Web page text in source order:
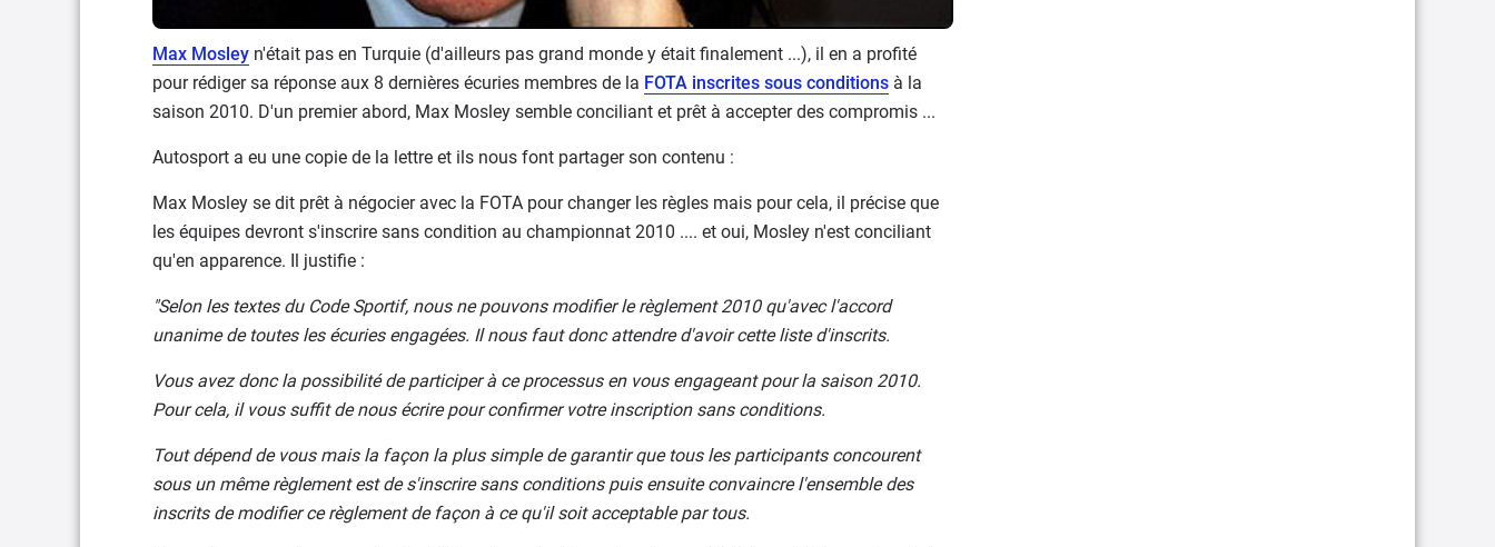
Max Mosley n'était pas en Turquie (d'ailleurs pas grand monde y était finalement ...), il en a profité
pour rédiger sa réponse aux 8 dernières écuries membres de la FOTA inscrites sous conditions à la
saison 2010. D'un premier abord, Max Mosley semble conciliant et prêt à accepter des compromis ...
Autosport a eu une copie de la lettre et ils nous font partager son contenu :
Max Mosley se dit prêt à négocier avec la FOTA pour changer les règles mais pour cela, il précise que
les équipes devront s'inscrire sans condition au championnat 2010 .... et oui, Mosley n'est conciliant
qu'en apparence. Il justifie :
"Selon les textes du Code Sportif, nous ne pouvons modifier le règlement 2010 qu'avec l'accord
unanime de toutes les écuries engagées. Il nous faut donc attendre d'avoir cette liste d'inscrits.
Vous avez donc la possibilité de participer à ce processus en vous engageant pour la saison 2010.
Pour cela, il vous suffit de nous écrire pour confirmer votre inscription sans conditions.
Tout dépend de vous mais la façon la plus simple de garantir que tous les participants concourent
sous un même règlement est de s'inscrire sans conditions puis ensuite convaincre l'ensemble des
inscrits de modifier ce règlement de façon à ce qu'il soit acceptable par tous.